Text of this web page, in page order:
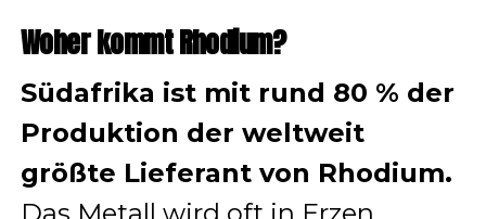
Woher kommt Rhodium?
Südafrika ist mit rund 80 % der
Produktion der weltweit
größte Lieferant von Rhodium.